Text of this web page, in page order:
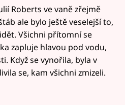
Roberts ve vaně zřejmě
ale bylo ještě veselejší to,
Všichni přítomní se
zapluje hlavou pod vodu,
Když se vynořila, byla v
se, kam všichni zmizeli.